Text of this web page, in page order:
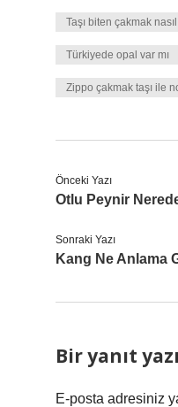
Taşı biten çakmak nasıl
Türkiyede opal var mı
Zippo çakmak taşı ile
Önceki Yazı
Otlu Peynir Nerede
Sonraki Yazı
Kang Ne Anlama
Bir yanıt
E-posta adresiniz